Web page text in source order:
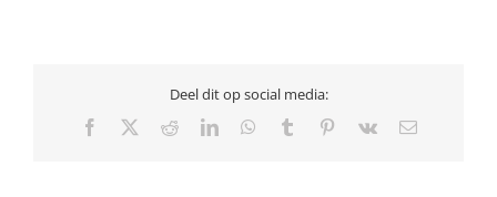
Deel dit op social media:
Facebook RedditLinkedInWhatsApp
Tumblr Pinterest
Vk
E-